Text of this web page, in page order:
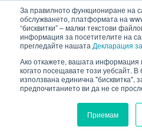
За правилното функциониране на
обслужването, платформата на
“бисквитки” – малки текстови
информация за посетителите на
прегледайте нашата Декларация
Ако откажете, вашата
когато посещавате този уебсайт.
използвана единична "бисквитка",
предпочитанието ви да не се
Приемам
HENNLICH